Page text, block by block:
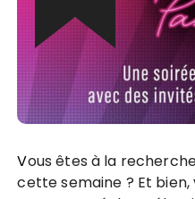
Vous êtes à la recherche d’idées de sorties pour
cette semaine ? Et